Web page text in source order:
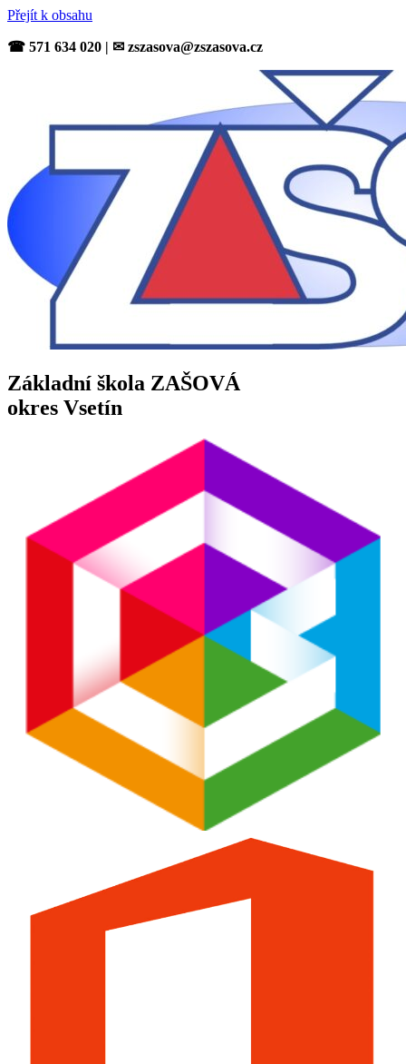
Přejít k obsahu
☎ 571 634 020 | ✉ zszasova@zszasova.cz
Základní škola ZAŠOVÁ
okres Vsetín